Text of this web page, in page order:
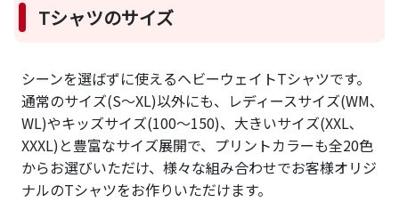
Tシャツのサイズ
シーンを選ばずに使えるヘビーウェイトTシャツです。
通常のサイズ(S～XL)以外にも、レディースサイズ(WM､
WL)やキッズサイズ(100～150)、大きいサイズ(XXL､
XXXL)と豊富なサイズ展開で、プリントカラーも全20色
からお選びいただけ、様々な組み合わせでお客様オリジ
ナルのTシャツをお作りいただけます。